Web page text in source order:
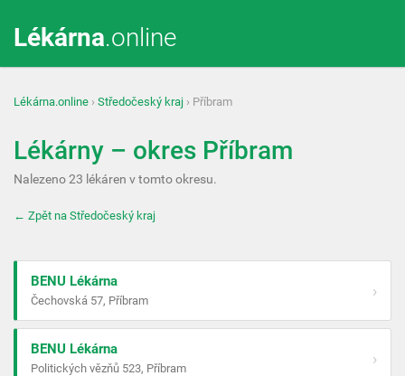
Lékárna.online
Lékárna.online › Středočeský kraj › Příbram
Lékárny – okres Příbram
Nalezeno 23 lékáren v tomto okresu.
← Zpět na Středočeský kraj
BENU Lékárna
Čechovská 57, Příbram
›
BENU Lékárna
Politických vězňů 523, Příbram
›